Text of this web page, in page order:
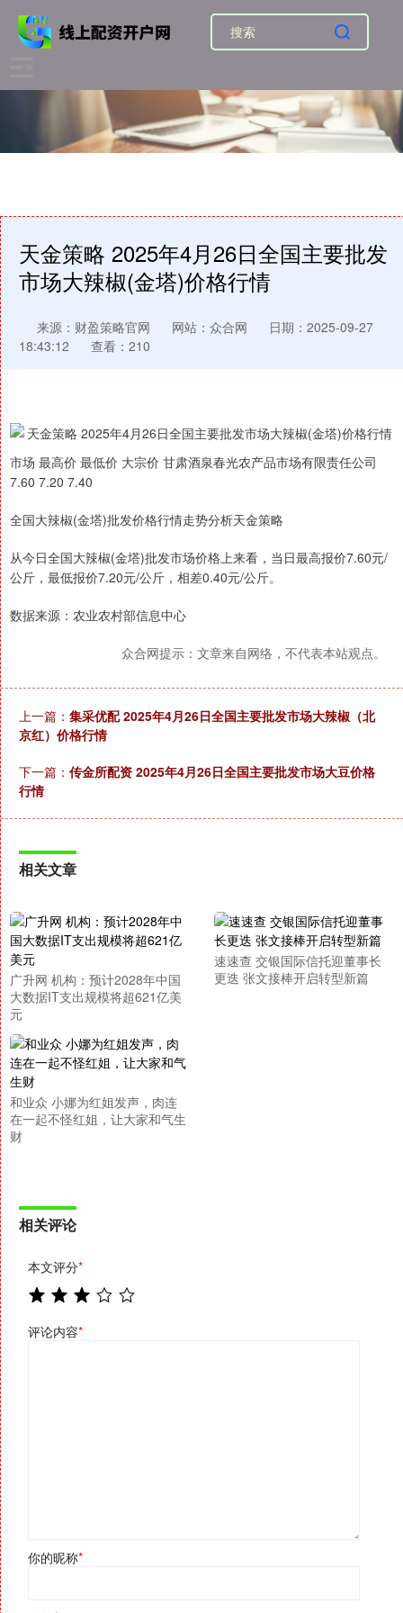
天金策略 2025年4月26日全国主要批发
市场大辣椒(金塔)价格行情
来源：财盈策略官网 网站：众合网
日期：2025-09-27
18:43:12
查看：210
市场 最高价 最低价 大宗价 甘肃酒泉春光农产品市场有限责任公司
7.60 7.20 7.40
全国大辣椒(金塔)批发价格行情走势分析天金策略
从今日全国大辣椒(金塔)批发市场价格上来看，当日最高报价7.60元/
公斤，最低报价7.20元/公斤，相差0.40元/公斤。
数据来源：农业农村部信息中心
众合网提示：文章来自网络，不代表本站观点。
上一篇： 集采优配 2025年4月26日全国主要批发市场大辣椒（北
京红）价格行情
下一篇： 传金所配资 2025年4月26日全国主要批发市场大豆价格
行情
相关文章
广升网 机构：预计2028年中国
大数据IT支出规模将超621亿美
元
速速查 交银国际信托迎董事长
更迭 张文接棒开启转型新篇
和业众 小娜为红姐发声，肉连
在一起不怪红姐，让大家和气生
财
相关评论
本文评分*
评论内容*
你的昵称*